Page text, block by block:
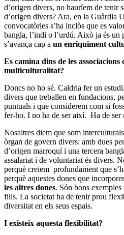
d’origen divers, no hauríem de tenir
d’origen divers? Ara, en la Guàrdia
convocatòries s’ha inclòs que es
bangla, l’indi o l’urdú. Això ja és un
s’avança cap a un enriquiment
Es camina dins de les associacions
multiculturalitat?
Doncs no ho sé. Caldria fer un
divers que treballen en fundacions,
puntuals i que considerem com si
fer-ho. I no ha de ser així. Ha de ser
Nosaltres diem que som
òrgan de govern divers: amb dues
d’origen marroquí i una tercera
assalariat i de voluntariat és divers.
perquè creiem profundament que
perquè aquestes dones que
les altres dones. Són bons
fills. La societat ha de tenir prou
diversitat en els seus espais.
I existeix aquesta flexibilitat?